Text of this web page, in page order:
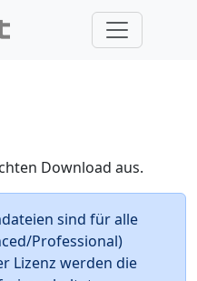
Download aus.
sind für alle
Professional)
Lizenz werden die